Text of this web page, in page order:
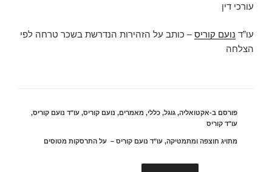
עורכי דין
עו”ד נועם קוריס– כותב על הזהירות הנדרשת בשכר טרחה לפי
הצלחה
פורסם ב-אקטואליה,גוגל,כללי, מאמרים, נועם קוריס,עו"ד נועם קוריס,
עו"ד קוריס
מתויג חוצפה ומתמטיקה,עו"ד נועם קוריס – על התרסקות מטוסים